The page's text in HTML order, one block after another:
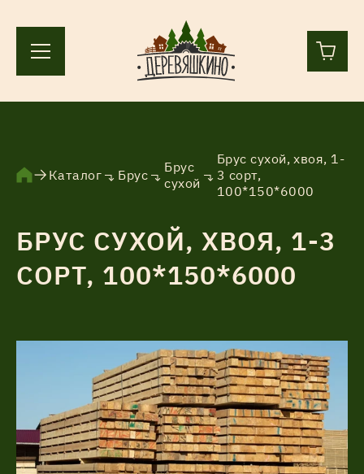
Ленинградская область, Всеволожский р-н, пос.
ПН-ПТ 9:00 – 17:00
Акции
Статьи
Каталог Брус
Брус
сухой
Брус сухой, хвоя, 1-
3 сорт,
100*150*6000
БРУС СУХОЙ, ХВОЯ, 1-3
СОРТ, 100*150*6000
Соглашение об обработке
персональных данных